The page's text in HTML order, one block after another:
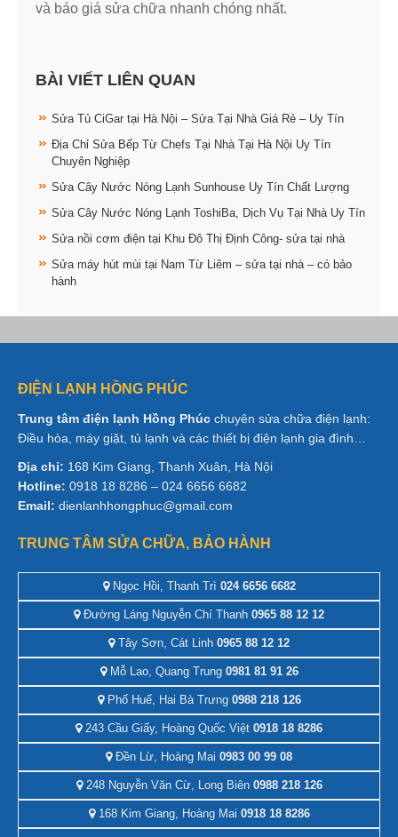
và báo giá sửa chữa nhanh chóng nhất.
BÀI VIẾT LIÊN QUAN
Sửa Tủ CiGar tại Hà Nội – Sửa Tại Nhà Giá Rẻ – Uy Tín
Địa Chỉ Sửa Bếp Từ Chefs Tại Nhà Tại Hà Nội Uy Tín
Chuyên Nghiệp
Sửa Cây Nước Nóng Lạnh Sunhouse Uy Tín Chất Lượng
Sửa Cây Nước Nóng Lạnh ToshiBa, Dịch Vụ Tại Nhà Uy Tín
Sửa nồi cơm điện tại Khu Đô Thị Định Công- sửa tại nhà
Sửa máy hút mùi tại Nam Từ Liêm – sửa tại nhà – có bảo
hành
ĐIỆN LẠNH HỒNG PHÚC
Trung tâm điện lạnh Hồng Phúc chuyên sửa chữa điện lạnh:
Điều hòa, máy giặt, tủ lạnh và các thiết bị điện lạnh gia đình…
Địa chỉ: 168 Kim Giang, Thanh Xuân, Hà Nội
Hotline: 0918 18 8286 – 024 6656 6682
Email: dienlanhhongphuc@gmail.com
TRUNG TÂM SỬA CHỮA, BẢO HÀNH
Ngọc Hồi, Thanh Trì 024 6656 6682
Đường Láng Nguyễn Chí Thanh 0965 88 12 12
Tây Sơn, Cát Linh 0965 88 12 12
Mỗ Lao, Quang Trung0981 81 91 26
Phố Huế, Hai Bà Trưng0988 218 126
243 Cầu Giấy, Hoàng Quốc Việt 0918 18 8286
Đền Lừ, Hoàng Mai 0983 00 99 08
248 Nguyễn Văn Cừ, Long Biên0988 218 126
168 Kim Giang, Hoàng Mai 0918 18 8286